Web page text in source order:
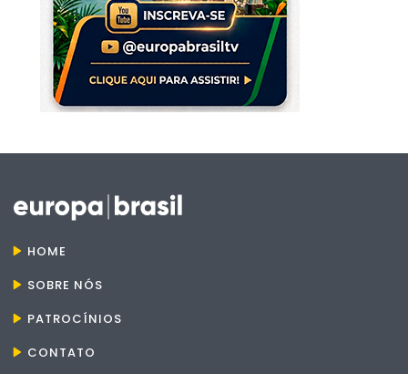
HOME
SOBRE NÓS
PATROCÍNIOS
CONTATO